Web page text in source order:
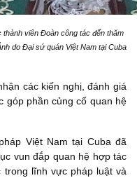
viên Đoàn công tác đến thăm
do Đại sứ quán Việt Nam tại Cuba
các kiến nghị, đánh giá
góp phần củng cố quan hệ
Việt Nam tại Cuba đã
vun đắp quan hệ hợp tác
lĩnh vực pháp luật và